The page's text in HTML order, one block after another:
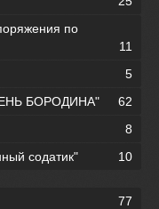
по
11
5
БОРОДИНА"
62
8
содатик"
10
77